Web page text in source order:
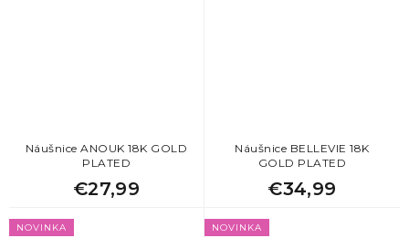
Náušnice ANOUK 18K GOLD
PLATED
€27,99
Náušnice BELLEVIE 18K
GOLD PLATED
€34,99
NOVINKA
NOVINKA